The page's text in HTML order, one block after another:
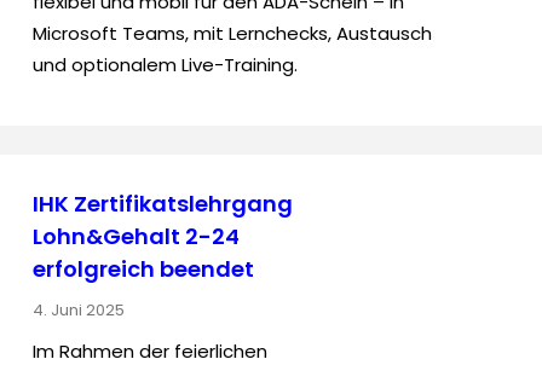
Microsoft Teams, mit Lernchecks, Austausch
und optionalem Live-Training.
IHK Zertifikatslehrgang
Lohn&Gehalt 2-24
erfolgreich beendet
4. Juni 2025
Im Rahmen der feierlichen